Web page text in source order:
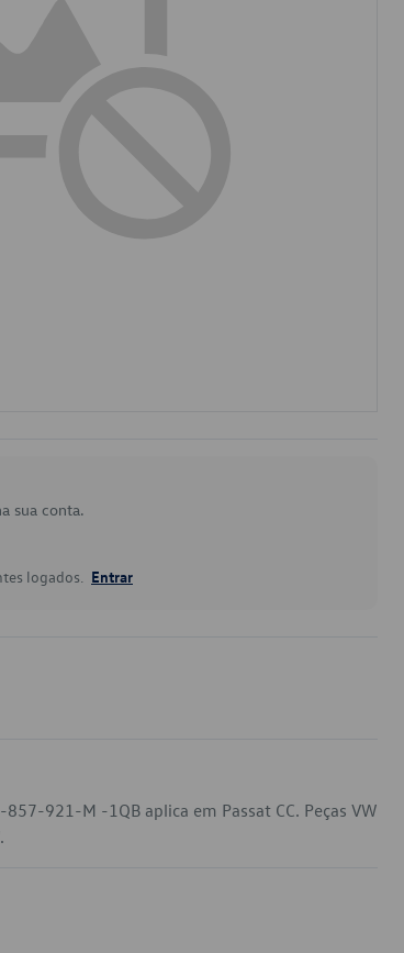
sua conta.
logados. Entrar
921-M -1QB aplica em Passat CC. Peças VW